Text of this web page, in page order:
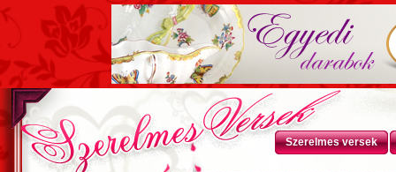
Szerelmes versek